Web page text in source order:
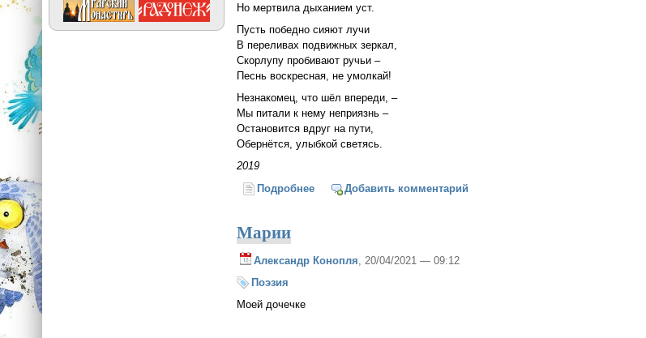
Но мертвила дыханием уст.
Пусть победно сияют лучи
В переливах подвижных зеркал,
Скорлупу пробивают ручьи –
Песнь воскресная, не умолкай!
Незнакомец, что шёл впереди, –
Мы питали к нему неприязнь –
Остановится вдруг на пути,
Обернётся, улыбкой светясь.
2019
Подробнеео Оживлённые воды весны
Добавить комментарий
Марии
Александр Конопля, 20/04/2021 — 09:12
Поэзия
Моей дочечке